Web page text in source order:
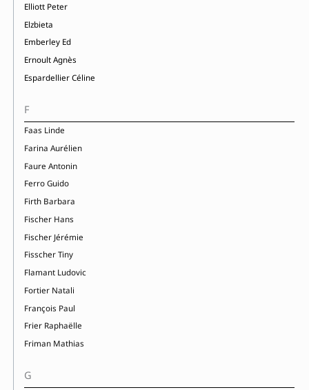
Elliott Peter
Elzbieta
Emberley Ed
Ernoult Agnès
Espardellier Céline
F
Faas Linde
Farina Aurélien
Faure Antonin
Ferro Guido
Firth Barbara
Fischer Hans
Fischer Jérémie
Fisscher Tiny
Flamant Ludovic
Fortier Natali
François Paul
Frier Raphaëlle
Friman Mathias
G